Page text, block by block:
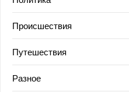
Происшествия
Путешествия
Разное